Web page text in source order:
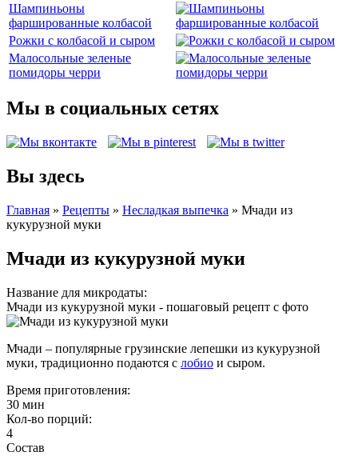
Шампиньоны
фаршированные колбасой
Рожки с колбасой и сыром
Малосольные зеленые
помидоры черри
Мы в социальных сетях
Вы здесь
Главная » Рецепты » Несладкая выпечка » Мчади из
кукурузной муки
Мчади из кукурузной муки
Название для микродаты:
Мчади из кукурузной муки - пошаговый рецепт с фото
Мчади – популярные грузинские лепешки из кукурузной
муки, традиционно подаются с лобио и сыром.
Время приготовления:
30 мин
Кол-во порций:
4
Состав